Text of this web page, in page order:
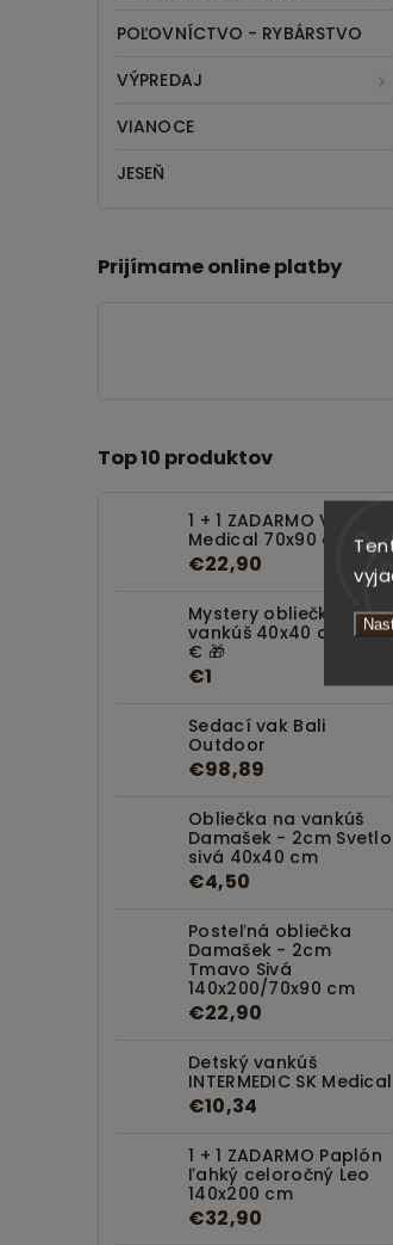
POĽOVNÍCTVO - RYBÁRSTVO
VÝPREDAJ
VIANOCE
JESEŇ
Prijímame online platby
Top 10 produktov
1 + 1 ZADARMO Vankúš
Medical 70x90 cm
€22,90
Mystery obliečka na
vankúš 40x40 cm za 1
€ 🎁
€1
Sedací vak Bali
Outdoor
€98,89
Obliečka na vankúš
Damašek - 2cm Svetlo
sivá 40x40 cm
€4,50
Posteľná obliečka
Damašek - 2cm
Tmavo Sivá
140x200/70x90 cm
€22,90
Detský vankúš
INTERMEDIC SK Medical
€10,34
1 + 1 ZADARMO Paplón
ľahký celoročný Leo
140x200 cm
€32,90